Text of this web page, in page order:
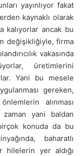
yayınlıyor fakat
kaynaklı olarak
kalıyorlar ancak bu
değişikliğiyle, firma
vakasında
üretimlerini
Yani bu mesele
gereken,
alınması
zaman yani baldan
konuda da bu
baharatlı
hilelerin yer aldığı